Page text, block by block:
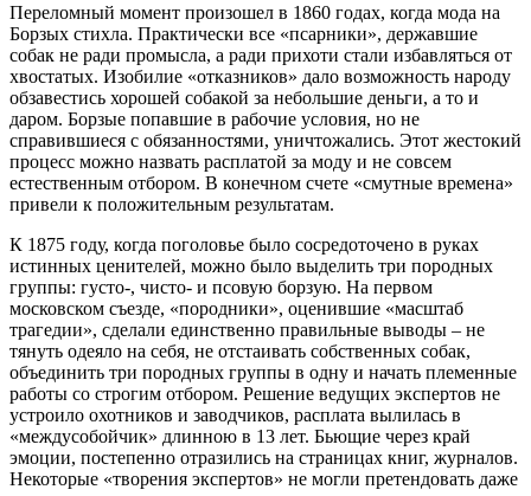
Переломный момент произошел в 1860 годах, когда мода на
Борзых стихла. Практически все «псарники», державшие
собак не ради промысла, а ради прихоти стали избавляться от
хвостатых. Изобилие «отказников» дало возможность народу
обзавестись хорошей собакой за небольшие деньги, а то и
даром. Борзые попавшие в рабочие условия, но не
справившиеся с обязанностями, уничтожались. Этот жестокий
процесс можно назвать расплатой за моду и не совсем
естественным отбором. В конечном счете «смутные времена»
привели к положительным результатам.
К 1875 году, когда поголовье было сосредоточено в руках
истинных ценителей, можно было выделить три породных
группы: густо-, чисто- и псовую борзую. На первом
московском съезде, «породники», оценившие «масштаб
трагедии», сделали единственно правильные выводы – не
тянуть одеяло на себя, не отстаивать собственных собак,
объединить три породных группы в одну и начать племенные
работы со строгим отбором. Решение ведущих экспертов не
устроило охотников и заводчиков, расплата вылилась в
«междусобойчик» длинною в 13 лет. Бьющие через край
эмоции, постепенно отразились на страницах книг, журналов.
Некоторые «творения экспертов» не могли претендовать даже